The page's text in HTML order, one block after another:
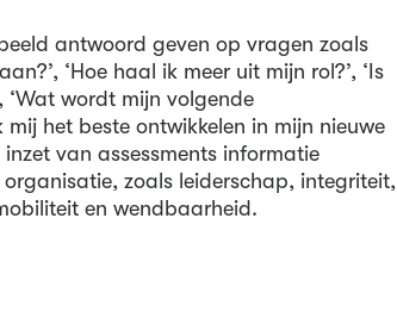
antwoord geven op vragen zoals
‘Hoe haal ik meer uit mijn rol?’, ‘Is
‘Wat wordt mijn volgende
mij het beste ontwikkelen in mijn nieuwe
van assessments informatie
organisatie, zoals leiderschap, integriteit,
en wendbaarheid.